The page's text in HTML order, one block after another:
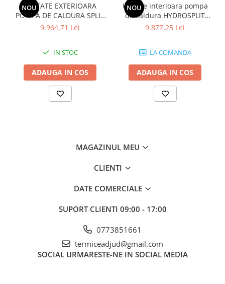
NOU
UNITATE EXTERIOARA
POMPA DE CALDURA SPLIT
IWT HYDRO BOX R32
9.964,71 Lei
IN STOC
ADAUGA IN COS
NOU
Unitate interioara pompa
de caldura HYDROSPLIT
HYDRO BOX R32 TRIFAZIC
9.877,25 Lei
LA COMANDA
ADAUGA IN COS
MAGAZINUL MEU
CLIENTI
DATE COMERCIALE
SUPORT CLIENTI 09:00 - 17:00
0773851661
termiceadjud@gmail.com
SOCIAL URMARESTE-NE IN SOCIAL MEDIA